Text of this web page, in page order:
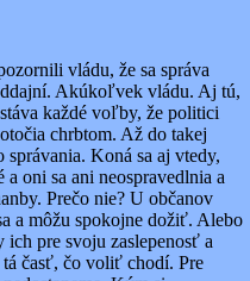
vládu, že sa správa
Akúkoľvek vládu. Aj tú,
každé voľby, že politici
chrbtom. Až do takej
správania. Koná sa aj vtedy,
oni sa ani neospravedlnia a
Prečo nie? U občanov
a môžu spokojne dožiť. Alebo
ich pre svoju zaslepenosť a
časť, čo voliť chodí. Pre